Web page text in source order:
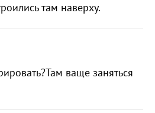
там наверху.
ваще заняться